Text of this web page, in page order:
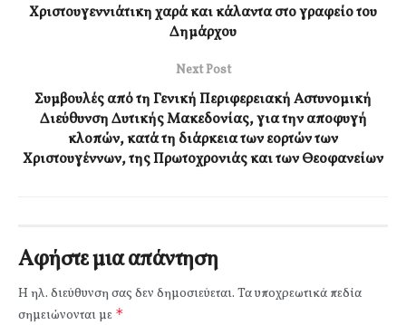
Χριστουγεννιάτικη χαρά και κάλαντα στο γραφείο του
Δημάρχου
Next Post
Συμβουλές από τη Γενική Περιφερειακή Αστυνομική
Διεύθυνση Δυτικής Μακεδονίας, για την αποφυγή
κλοπών, κατά τη διάρκεια των εορτών των
Χριστουγέννων, της Πρωτοχρονιάς και των Θεοφανείων
Αφήστε μια απάντηση
Η ηλ. διεύθυνση σας δεν δημοσιεύεται. Τα υποχρεωτικά πεδία
σημειώνονται με *